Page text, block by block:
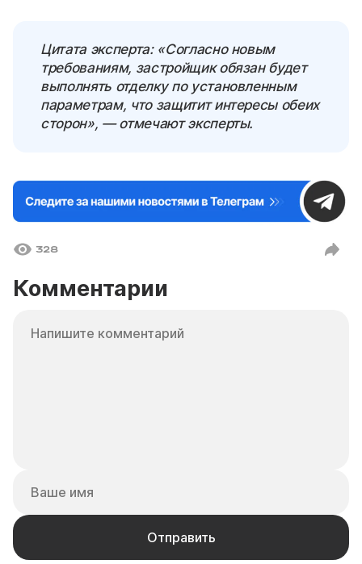
Цитата эксперта: «Согласно новым
требованиям, застройщик обязан будет
выполнять отделку по установленным
параметрам, что защитит интересы обеих
сторон», — отмечают эксперты.
328
Комментарии